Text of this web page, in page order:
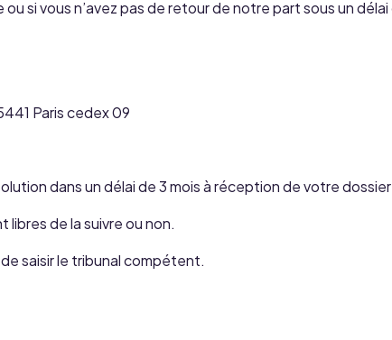
si vous n’avez pas de retour de notre part sous un
Paris cedex 09
dans un délai de 3 mois à réception de votre
de la suivre ou non.
saisir le tribunal compétent.